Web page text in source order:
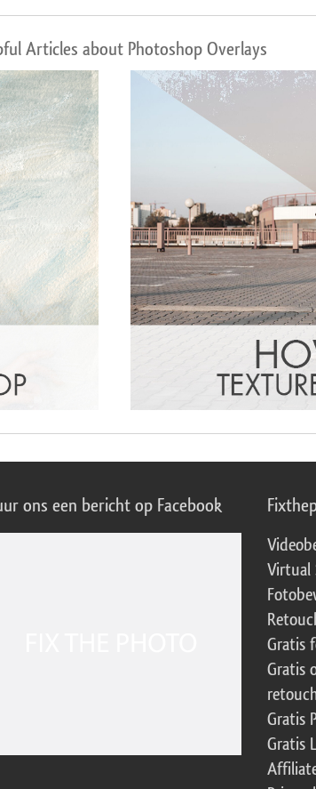
Articles about Photoshop Overlays
ons een bericht op Facebook
Virtual
Gratis
Gratis
Gratis
Gratis